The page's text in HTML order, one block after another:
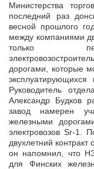
Министерства
последний раз
весной прошлого
между компаниями
только
дорогами, которые
эксплуатирующихся
Руководитель
Александр Будков
завод намерен
железными
электровозов Sr-1.
двухлетний
он напомнил, что
для Финских